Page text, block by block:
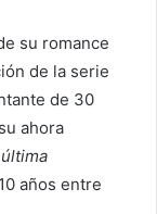
su romance
de la serie
de 30
ahora
años entre